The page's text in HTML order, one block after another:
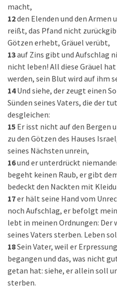
macht,
12den Elenden und den Armen
reißt, das Pfand nicht
Götzen erhebt, Gräuel verübt,
13auf Zins gibt und Aufschlag
nicht leben! All diese Gräuel
werden, sein Blut wird auf ihm
14 Und siehe, der zeugt einen
Sünden seines Vaters, die der
desgleichen:
15 Er isst nicht auf den Bergen
zu den Götzen des Hauses
seines Nächsten unrein,
16und er unterdrückt
begeht keinen Raub, er gibt
bedeckt den Nackten mit
17er hält seine Hand vom
noch Aufschlag, er befolgt
lebt in meinen Ordnungen: Der
seines Vaters sterben. Leben
18Sein Vater, weil er
begangen und das, was nicht
getan hat: siehe, er allein soll
sterben.